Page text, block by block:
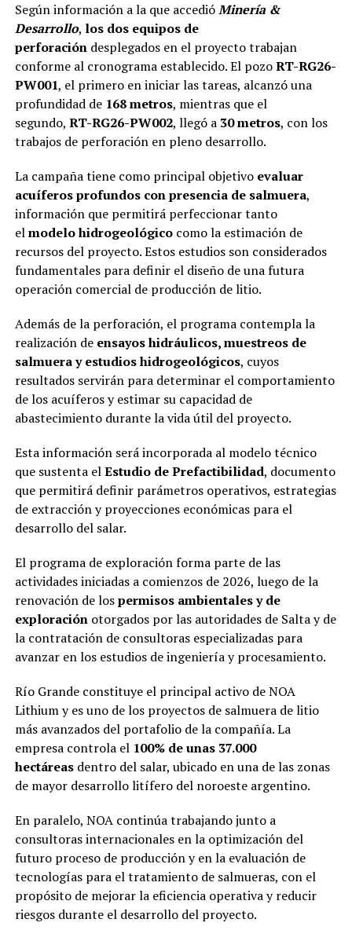
Según información a la que accedióMinería &
Desarrollo, los dos equipos de
perforacióndesplegados en el proyecto trabajan
conforme al cronograma establecido. El pozoRT-RG26-
PW001, el primero en iniciar las tareas, alcanzó una
profundidad de 168 metros, mientras que el
segundo, RT-RG26-PW002, llegó a 30 metros, con los
trabajos de perforación en pleno desarrollo.
La campaña tiene como principal objetivo evaluar
acuíferos profundos con presencia de salmuera,
información que permitirá perfeccionar tanto
elmodelo hidrogeológicocomo la estimación de
recursos del proyecto. Estos estudios son considerados
fundamentales para definir el diseño de una futura
operación comercial de producción de litio.
Además de la perforación, el programa contempla la
realización de ensayos hidráulicos, muestreos de
salmuera y estudios hidrogeológicos, cuyos
resultados servirán para determinar el comportamiento
de los acuíferos y estimar su capacidad de
abastecimiento durante la vida útil del proyecto.
Esta información será incorporada al modelo técnico
que sustenta elEstudio de Prefactibilidad, documento
que permitirá definir parámetros operativos, estrategias
de extracción y proyecciones económicas para el
desarrollo del salar.
El programa de exploración forma parte de las
actividades iniciadas a comienzos de 2026, luego de la
renovación de lospermisos ambientales y de
exploraciónotorgados por las autoridades de Salta y de
la contratación de consultoras especializadas para
avanzar en los estudios de ingeniería y procesamiento.
Río Grande constituye el principal activo de NOA
Lithium y es uno de los proyectos de salmuera de litio
más avanzados del portafolio de la compañía. La
empresa controla el 100% de unas 37.000
hectáreasdentro del salar, ubicado en una de las zonas
de mayor desarrollo litífero del noroeste argentino.
En paralelo, NOA continúa trabajando junto a
consultoras internacionales en la optimización del
futuro proceso de producción y en la evaluación de
tecnologías para el tratamiento de salmueras, con el
propósito de mejorar la eficiencia operativa y reducir
riesgos durante el desarrollo del proyecto.